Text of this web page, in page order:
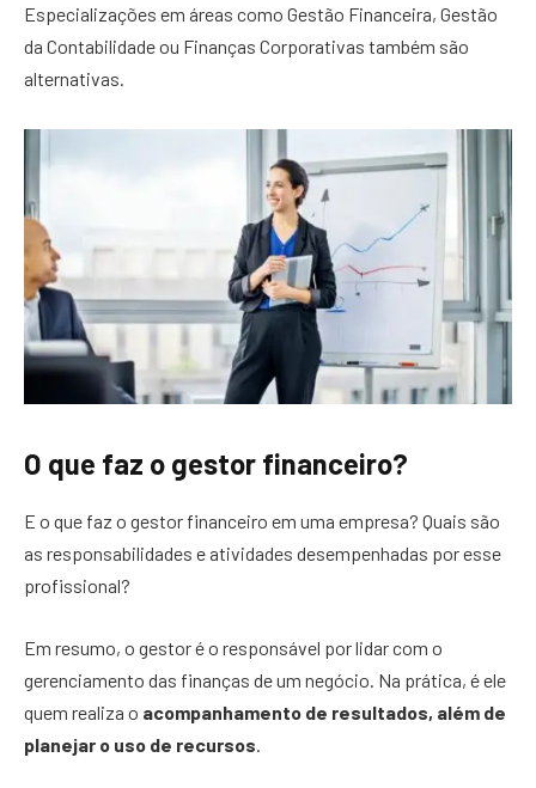
Especializações em áreas como Gestão Financeira, Gestão
da Contabilidade ou Finanças Corporativas também são
alternativas.
O que faz o gestor financeiro?
E o que faz o gestor financeiro em uma empresa? Quais são
as responsabilidades e atividades desempenhadas por esse
profissional?
Em resumo, o gestor é o responsável por lidar com o
gerenciamento das finanças de um negócio. Na prática, é ele
quem realiza o acompanhamento de resultados, além de
planejar o uso de recursos.